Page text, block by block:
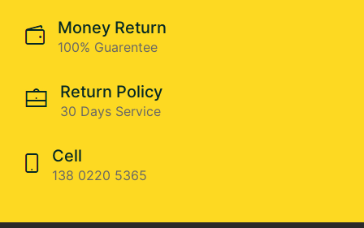
Money Return
100% Guarentee
Return Policy
30 Days Service
Cell
138 0220 5365